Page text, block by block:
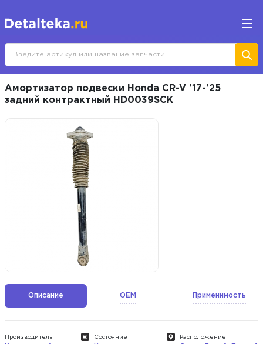
Амортизатор подвески Honda CR-V '17-'25
задний контрактный HD0039SCK
Описание OEM Применимость
Производитель Состояние Расположение